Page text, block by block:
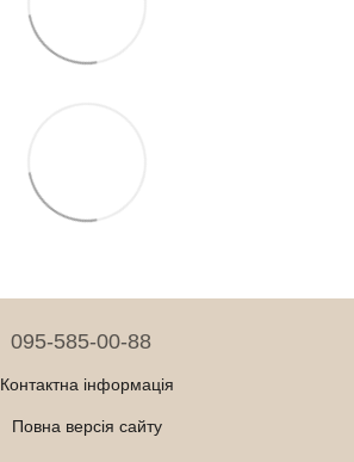
095-585-00-88
Контактна інформація
Повна версія сайту